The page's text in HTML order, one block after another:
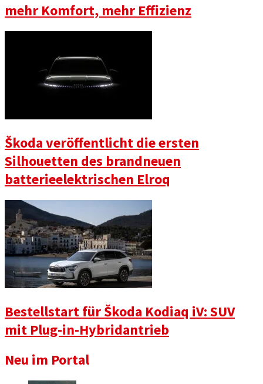
mehr Komfort, mehr Effizienz
Škoda veröffentlicht die ersten
Silhouetten des brandneuen
batterieelektrischen Elroq
Bestellstart für Škoda Kodiaq iV: SUV
mit Plug-in-Hybridantrieb
Neu im Portal